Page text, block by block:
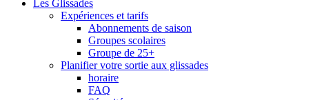
Les Glissades
Expériences et tarifs
Abonnements de saison
Groupes scolaires
Groupe de 25+
Planifier votre sortie aux glissades
horaire
FAQ